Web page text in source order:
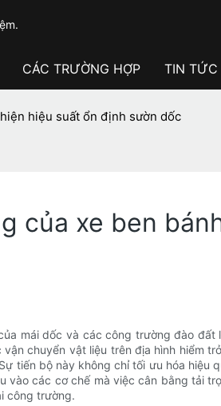
CÁC TRƯỜNG HỢP TIN TỨC
hiệu suất ổn định sườn dốc
của xe ben
mái dốc và các công trường đào
chuyển vật liệu trên địa hình hiểm
tiến bộ này không chỉ tối ưu hóa hiệu
các cơ chế mà việc cân bằng tải
công trường.